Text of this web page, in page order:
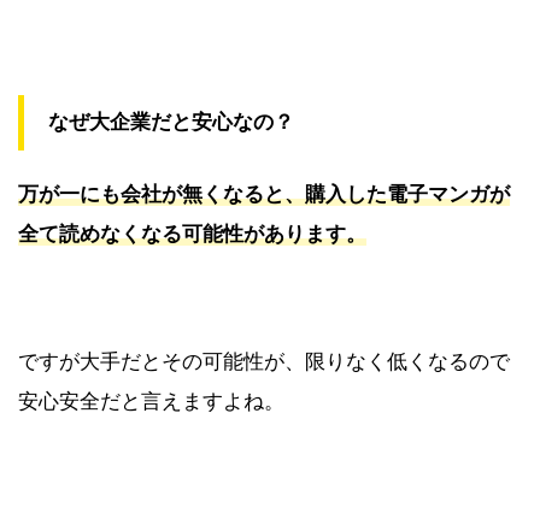
なぜ大企業だと安心なの？
万が一にも会社が無くなると、購入した電子マンガが
全て読めなくなる可能性があります。
ですが大手だとその可能性が、限りなく低くなるので
安心安全だと言えますよね。